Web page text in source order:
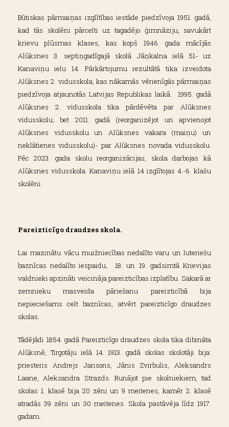
Būtiskas pārmaiņas izglītības iestāde piedzīvoja 1951. gadā,
kad tās skolēni pārcelti uz tagadējo ģimnāziju, savukārt
krievu plūsmas klases, kas kopš 1946. gada mācījās
Alūksnes 3. septiņgadīgajā skolā Jāņkalna ielā 51- uz
Kanaviņu ielu 14. Pārkārtojumu rezultātā tika izveidota
Alūksnes 2. vidusskola, kas nākamās vērienīgās pārmaiņas
piedzīvoja atjaunotās Latvijas Republikas laikā. 1995. gadā
Alūksnes 2. vidusskola tika pārdēvēta par Alūksnes
vidusskolu, bet 2011. gadā (reorganizējot un apvienojot
Alūksnes vidusskolu un Alūksnes vakara (maiņu) un
neklātienes vidusskolu)- par Alūksnes novada vidusskolu.
Pēc 2023. gada skolu reorganizācijas, skola darbojas kā
Alūksnes vidusskola. Kanaviņu ielā 14 izglītojas 4.-6. klašu
skolēni.
Pareizticīgo draudzes skola.
Lai mazinātu vācu muižniecības nedalīto varu un luteriešu
baznīcas nedalīto iespaidu, 18. un 19. gadsimtā Krievijas
valdnieki apzināti veicināja pareizticības izplatību. Sakarā ar
zemnieku masveida pāriešanu pareizticībā bija
nepieciešams celt baznīcas, atvērt pareizticīgo draudzes
skolas.
Tādējādi 1854. gadā Pareizticīgo draudzes skola tika dibināta
Alūksnē, Tirgotāju ielā 14. 1913. gadā skolas skolotāji bija:
priesteris Andrejs Jansons, Jānis Zvirbulis, Aleksandrs
Laane, Aleksandra Strazds. Runājot pie skolniekiem, tad
skolas 1. klasē bija 20 zēni un 9 meitenes, kamēr 2. klasē
atradās 39 zēni un 30 meitenes. Skola pastāvēja līdz 1917.
gadam.